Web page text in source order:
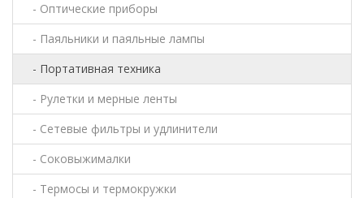
- Оптические приборы
- Паяльники и паяльные лампы
- Портативная техника
- Рулетки и мерные ленты
- Сетевые фильтры и удлинители
- Соковыжималки
- Термосы и термокружки